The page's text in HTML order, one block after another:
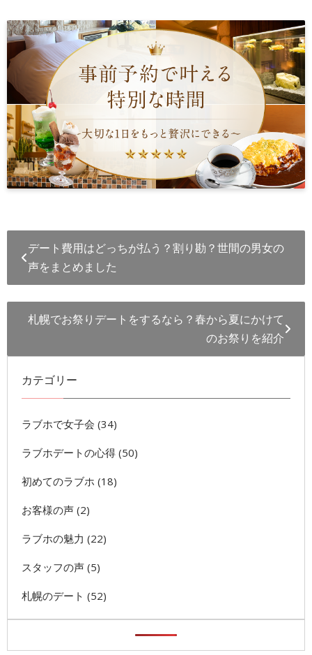
デート費用はどっちが払う？割り勘？世間の男女の
声をまとめました
札幌でお祭りデートをするなら？春から夏にかけて
のお祭りを紹介
カテゴリー
ラブホで女子会 (34)
ラブホデートの心得 (50)
初めてのラブホ (18)
お客様の声 (2)
ラブホの魅力 (22)
スタッフの声 (5)
札幌のデート (52)